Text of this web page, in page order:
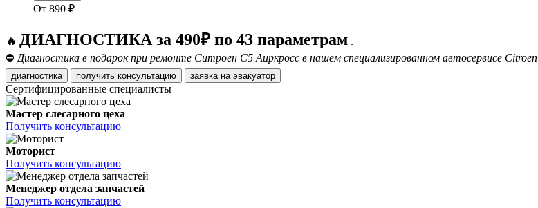
От 890 ₽
🔥 ДИАГНОСТИКА за 490₽ по 43 параметрам .
⛔ Диагностика в подарок при ремонте Ситроен С5 Аиркросс в нашем специализированном автосервисе Citroen
диагностика получить консультацию заявка на эвакуатор
Сертифицированные специалисты
Мастер слесарного цеха
Получить консультацию
Моторист
Получить консультацию
Менеджер отдела запчастей
Получить консультацию